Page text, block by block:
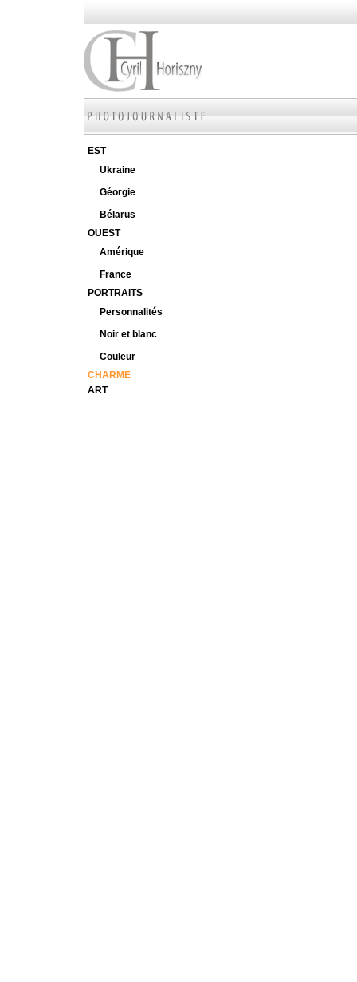
EST
Ukraine
Géorgie
Bélarus
OUEST
Amérique
France
PORTRAITS
Personnalités
Noir et blanc
Couleur
CHARME
ART